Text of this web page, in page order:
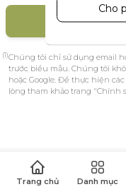
Trang chủ Danh mục
(1)Chúng tôi chỉ sử dụng email
trước biểu mẫu. Chúng tôi
hoặc Google. Để thực hiện
lòng tham khảo trang "Chính
khách truy
lưu trữ dữ
cáo nhắm
đối tượng
người dùng
được cung
Phân tích
Cho